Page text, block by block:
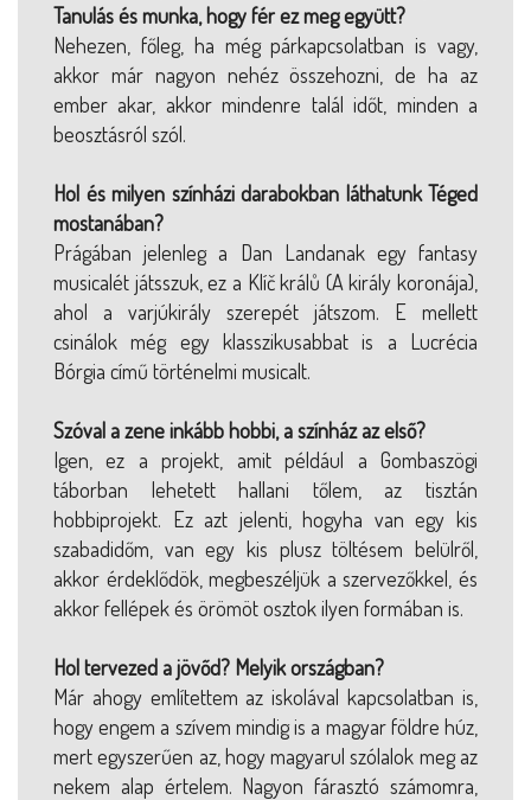
Tanulás és munka, hogy fér ez meg együtt?
Nehezen, főleg, ha még párkapcsolatban is vagy,
akkor már nagyon nehéz összehozni, de ha az
ember akar, akkor mindenre talál időt, minden a
beosztásról szól.
Hol és milyen színházi darabokban láthatunk Téged
mostanában?
Prágában jelenleg a Dan Landanak egy fantasy
musicalét játsszuk, ez a Klíč králů (A király koronája),
ahol a varjúkirály szerepét játszom. E mellett
csinálok még egy klasszikusabbat is a Lucrécia
Bórgia című történelmi musicalt.
Szóval a zene inkább hobbi, a színház az első?
Igen, ez a projekt, amit például a Gombaszögi
táborban lehetett hallani tőlem, az tisztán
hobbiprojekt. Ez azt jelenti, hogyha van egy kis
szabadidőm, van egy kis plusz töltésem belülről,
akkor érdeklődök, megbeszéljük a szervezőkkel, és
akkor fellépek és örömöt osztok ilyen formában is.
Hol tervezed a jövőd? Melyik országban?
Már ahogy említettem az iskolával kapcsolatban is,
hogy engem a szívem mindig is a magyar földre húz,
mert egyszerűen az, hogy magyarul szólalok meg az
nekem alap értelem. Nagyon fárasztó számomra,